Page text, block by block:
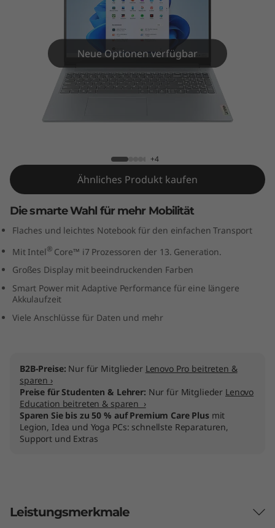
1
6
"
I
n
t
Neue Optionen verfügbar
+4
Ähnliches Produkt kaufen
Die smarte Wahl für mehr Mobilität
Flaches und leichtes Notebook für den einfachen Transport
Mit Intel® Core™ i7 Prozessoren der 13. Generation.
Großes Display mit beeindruckenden Farben
Smart Power mit Adaptive Performance für eine längere
Akkulaufzeit
Viele Anschlüsse für Daten und mehr
B2B-Preise: Nur für Mitglieder Lenovo Pro beitreten &
sparen ›
Preise für Studenten & Lehrer: Nur für Mitglieder Lenovo
Education beitreten & sparen ›
Sparen Sie bis zu 50 % auf Premium Care Plusmit
Legion, Idea und Yoga PCs: schnellste Reparaturen,
Support und Extras
Leistungsmerkmale